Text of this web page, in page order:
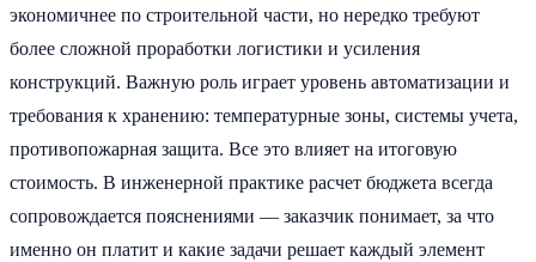
экономичнее по строительной части, но нередко требуют
более сложной проработки логистики и усиления
конструкций. Важную роль играет уровень автоматизации и
требования к хранению: температурные зоны, системы учета,
противопожарная защита. Все это влияет на итоговую
стоимость. В инженерной практике расчет бюджета всегда
сопровождается пояснениями — заказчик понимает, за что
именно он платит и какие задачи решает каждый элемент